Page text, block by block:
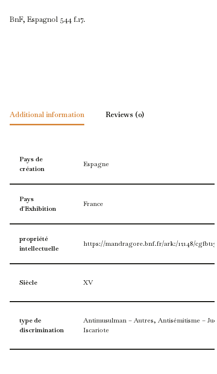
BnF, Espagnol 544 f.17.
Additional information Reviews (0)
Pays de
création
Espagne
Pays
d'Exhibition
France
propriété
intellectuelle
https://mandragore.bnf.fr/ark:/12148/
Siècle XV
type de
discrimination
Antimusulman – Autres, Antisémitisme –
Iscariote